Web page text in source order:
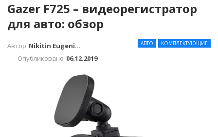
Gazer F725 – видеорегистратор
для авто: обзор
АВТО КОМПЛЕКТУЮЩИЕ
Автор Nikitin Eugenius
Опубликовано 06.12.2019